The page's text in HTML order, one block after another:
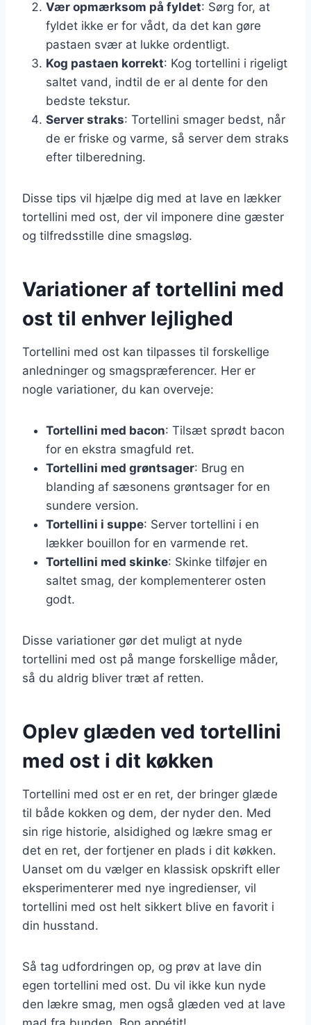
Vær opmærksom på fyldet: Sørg for, at
fyldet ikke er for vådt, da det kan gøre
pastaen svær at lukke ordentligt.
Kog pastaen korrekt: Kog tortellini i rigeligt
saltet vand, indtil de er al dente for den
bedste tekstur.
Server straks: Tortellini smager bedst, når
de er friske og varme, så server dem straks
efter tilberedning.
Disse tips vil hjælpe dig med at lave en lækker
tortellini med ost, der vil imponere dine gæster
og tilfredsstille dine smagsløg.
Variationer af tortellini med
ost til enhver lejlighed
Tortellini med ost kan tilpasses til forskellige
anledninger og smagspræferencer. Her er
nogle variationer, du kan overveje:
Tortellini med bacon: Tilsæt sprødt bacon
for en ekstra smagfuld ret.
Tortellini med grøntsager: Brug en
blanding af sæsonens grøntsager for en
sundere version.
Tortellini i suppe: Server tortellini i en
lækker bouillon for en varmende ret.
Tortellini med skinke: Skinke tilføjer en
saltet smag, der komplementerer osten
godt.
Disse variationer gør det muligt at nyde
tortellini med ost på mange forskellige måder,
så du aldrig bliver træt af retten.
Oplev glæden ved tortellini
med ost i dit køkken
Tortellini med ost er en ret, der bringer glæde
til både kokken og dem, der nyder den. Med
sin rige historie, alsidighed og lækre smag er
det en ret, der fortjener en plads i dit køkken.
Uanset om du vælger en klassisk opskrift eller
eksperimenterer med nye ingredienser, vil
tortellini med ost helt sikkert blive en favorit i
din husstand.
Så tag udfordringen op, og prøv at lave din
egen tortellini med ost. Du vil ikke kun nyde
den lækre smag, men også glæden ved at lave